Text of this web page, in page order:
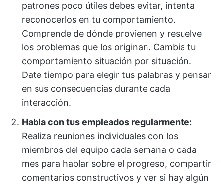
patrones poco útiles debes evitar, intenta
reconocerlos en tu comportamiento.
Comprende de dónde provienen y resuelve
los problemas que los originan. Cambia tu
comportamiento situación por situación.
Date tiempo para elegir tus palabras y pensar
en sus consecuencias durante cada
interacción.
Habla con tus empleados regularmente:
Realiza reuniones individuales con los
miembros del equipo cada semana o cada
mes para hablar sobre el progreso, compartir
comentarios constructivos y ver si hay algún